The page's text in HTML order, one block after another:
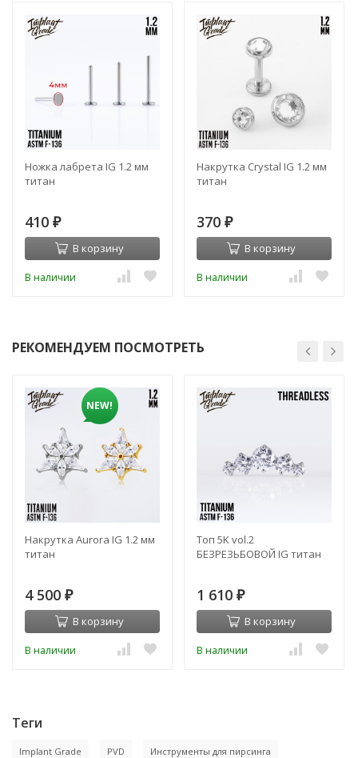
Ножка лабрета IG 1.2 мм
титан
410 ₽
В корзину
В наличии
Накрутка Crystal IG 1.2 мм
титан
370 ₽
В корзину
В наличии
РЕКОМЕНДУЕМ ПОСМОТРЕТЬ
NEW!
Накрутка Aurora IG 1.2 мм
титан
4 500 ₽
В корзину
В наличии
Топ 5K vol.2
БЕЗРЕЗЬБОВОЙ IG титан
1 610 ₽
В корзину
В наличии
Теги
Implant Grade PVD Инструменты для пирсинга